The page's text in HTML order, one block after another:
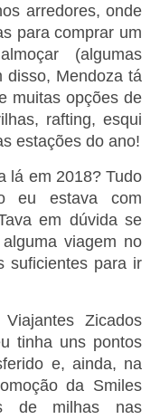
arredores, onde
para comprar um
(algumas
disso, Mendoza tá
muitas opções de
rafting, esqui
estações do ano!
lá em 2018? Tudo
eu estava com
em dúvida se
viagem no
suficientes para ir
Zicados
tinha uns pontos
e, ainda, na
da Smiles
de milhas nas